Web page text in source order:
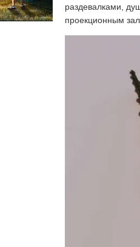
раздевалками,
проекционным